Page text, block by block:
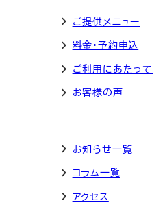
ご提供メニュー
料金・予約申込
ご利用にあたって
お客様の声
お知らせ一覧
コラム一覧
アクセス